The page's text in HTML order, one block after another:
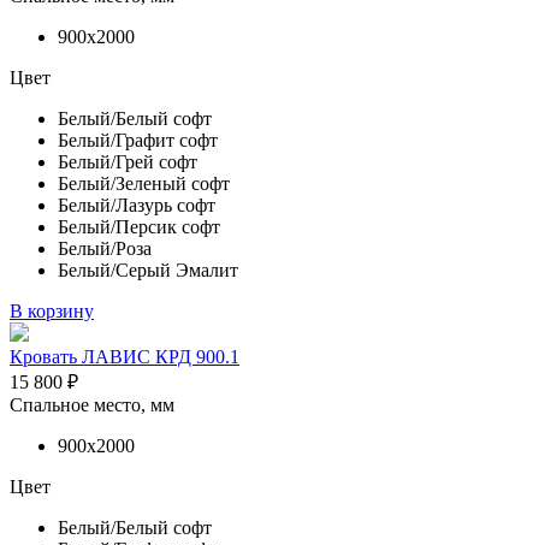
900х2000
Цвет
Белый/Белый софт
Белый/Графит софт
Белый/Грей софт
Белый/Зеленый софт
Белый/Лазурь софт
Белый/Персик софт
Белый/Роза
Белый/Серый Эмалит
В корзину
Кровать ЛАВИС КРД 900.1
15 800 ₽
Спальное место, мм
900х2000
Цвет
Белый/Белый софт